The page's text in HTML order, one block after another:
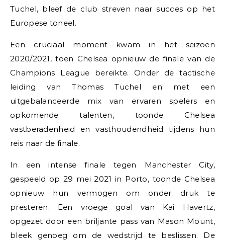
Tuchel, bleef de club streven naar succes op het
Europese toneel.
Een cruciaal moment kwam in het seizoen
2020/2021, toen Chelsea opnieuw de finale van de
Champions League bereikte. Onder de tactische
leiding van Thomas Tuchel en met een
uitgebalanceerde mix van ervaren spelers en
opkomende talenten, toonde Chelsea
vastberadenheid en vasthoudendheid tijdens hun
reis naar de finale.
In een intense finale tegen Manchester City,
gespeeld op 29 mei 2021 in Porto, toonde Chelsea
opnieuw hun vermogen om onder druk te
presteren. Een vroege goal van Kai Havertz,
opgezet door een briljante pass van Mason Mount,
bleek genoeg om de wedstrijd te beslissen. De